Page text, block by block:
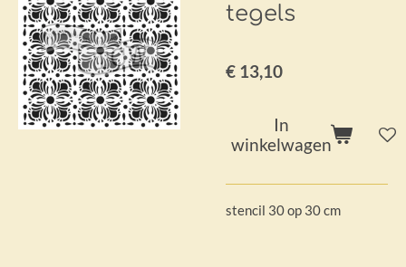
tegels
€ 13,10
In
winkelwagen
stencil 30 op 30 cm